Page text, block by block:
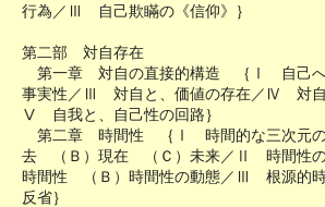
行為／Ⅲ 自己欺瞞の《信仰》｝
第二部 対自存在
第一章 対自の直接的構造 ｛Ⅰ 自己
事実性／Ⅲ 対自と、価値の存在／Ⅳ 対自
Ⅴ 自我と、自己性の回路｝
第二章 時間性 ｛Ⅰ 時間的な三次元
去 （Ｂ）現在 （Ｃ）未来／Ⅱ 時間性
時間性 （Ｂ）時間性の動態／Ⅲ 根源的
反省｝